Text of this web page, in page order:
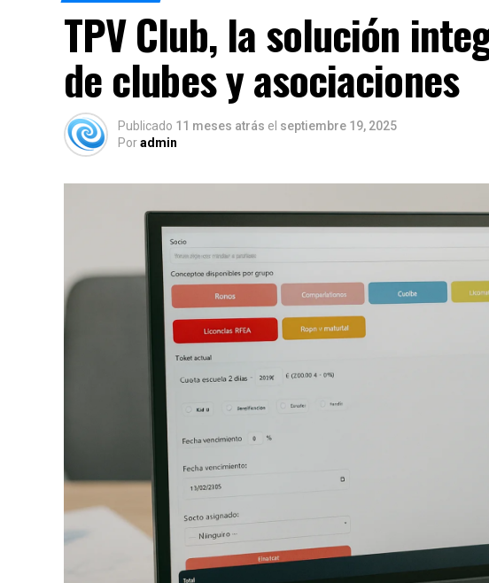
TPV Club, la solución
de clubes y asociaciones
Publicado 11 meses atrás el septiembre 19, 2025
Poradmin